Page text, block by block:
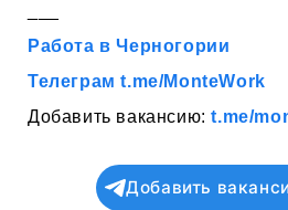
Работа в Черногории
Телеграм t.me/MonteWork
Добавить вакансию:t.me/
Добавить